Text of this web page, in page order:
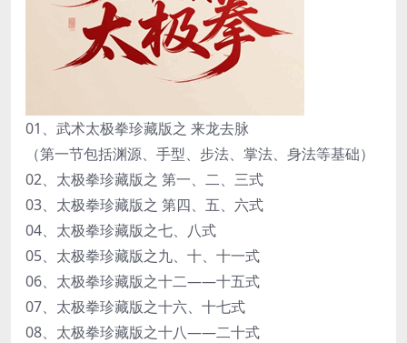
01、武术太极拳珍藏版之 来龙去脉
（第一节包括渊源、手型、步法、掌法、身法等基础）
02、太极拳珍藏版之 第一、二、三式
03、太极拳珍藏版之 第四、五、六式
04、太极拳珍藏版之七、八式
05、太极拳珍藏版之九、十、十一式
06、太极拳珍藏版之十二——十五式
07、太极拳珍藏版之十六、十七式
08、太极拳珍藏版之十八——二十式